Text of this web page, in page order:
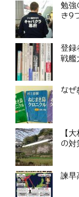
勉強
き9
登録
戦艦
なぜ
【
の対
諫早